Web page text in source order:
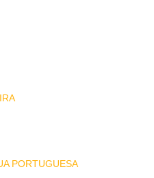
PORTUGUESA